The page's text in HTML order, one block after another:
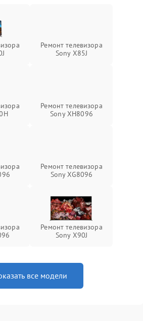
Ремонт телевизора
Sony X85J
Ремонт телевизора
Sony XH8096
Ремонт телевизора
Sony XG8096
Ремонт телевизора
Sony X90J
все модели